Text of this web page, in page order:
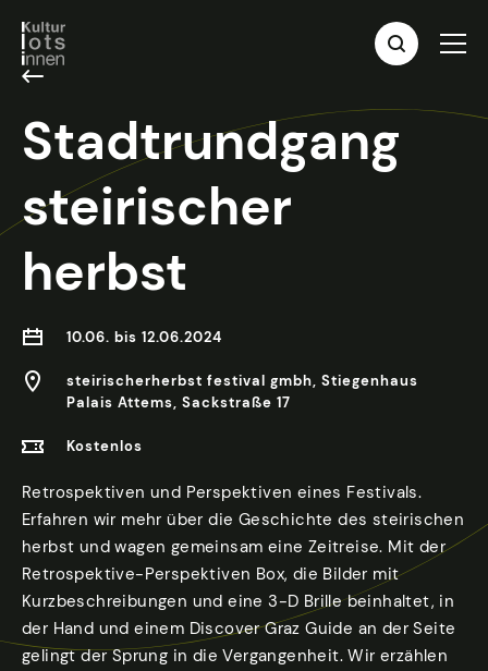
Stadtrundgang
steirischer
herbst
10.06. bis 12.06.2024
steirischerherbst festival gmbh, Stiegenhaus
Palais Attems, Sackstraße 17
Kostenlos
Retrospektiven und Perspektiven eines Festivals.
Erfahren wir mehr über die Geschichte des steirischen
herbst und wagen gemeinsam eine Zeitreise. Mit der
Retrospektive-Perspektiven Box, die Bilder mit
Kurzbeschreibungen und eine 3-D Brille beinhaltet, in
der Hand und einem Discover Graz Guide an der Seite
gelingt der Sprung in die Vergangenheit. Wir erzählen